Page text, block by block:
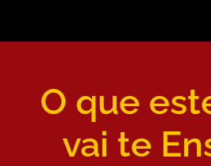
O que
vai te